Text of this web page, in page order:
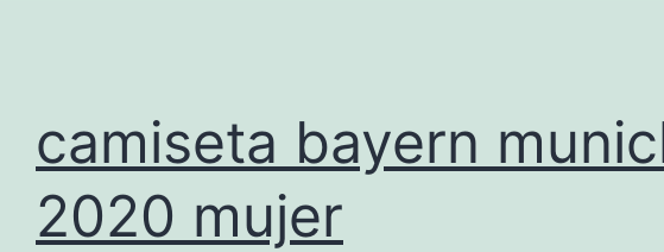
camiseta bayern
2020 mujer